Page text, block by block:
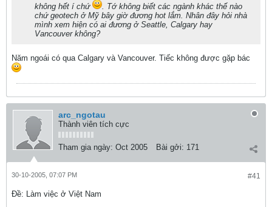
không hết í chứ
. Tớ không biết các ngành khác thế nào
chứ geotech ở Mỹ bây giờ đương hot lắm. Nhân đây hỏi nhà
mình xem hiện có ai đương ở Seattle, Calgary hay
Vancouver không?
Năm ngoái có qua Calgary và Vancouver. Tiếc không được gặp bác
arc_ngotau
Thành viên tích cực
Tham gia ngày: Oct 2005 Bài gởi: 171
#41
30-10-2005, 07:07 PM
Ðề: Làm việc ở Việt Nam